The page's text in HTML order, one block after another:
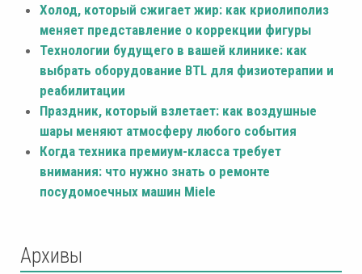
Холод, который сжигает жир: как криолиполиз
меняет представление о коррекции фигуры
Технологии будущего в вашей клинике: как
выбрать оборудование BTL для физиотерапии и
реабилитации
Праздник, который взлетает: как воздушные
шары меняют атмосферу любого события
Когда техника премиум-класса требует
внимания: что нужно знать о ремонте
посудомоечных машин Miele
Архивы